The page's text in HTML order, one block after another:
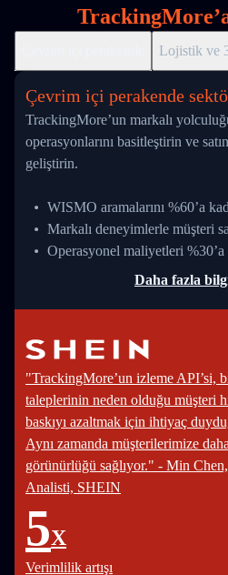
Lojistik ve
Çevrim içi perakende
TrackingMore’un markalı
operasyonlarını basitleştirin ve
geliştirin.
WISMO aramalarını %60’a
Markalı deneyimlerle müşteri
Operasyonel maliyetleri %30’a
Daha fazla
"TrackingMore’un izleme API’si,
taleplerinin neden olduğu müşteri
baskıyı azaltmak için ihtiyaç
Aynı zamanda müşterilerimize
görünürlüğü sağlıyor." - Min
Analisti, SHEIN
5X
Verimlilik artışı